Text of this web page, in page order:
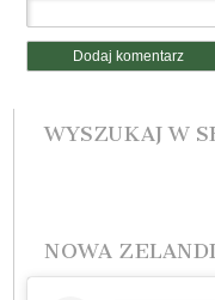
WYSZUKAJ W
NOWA